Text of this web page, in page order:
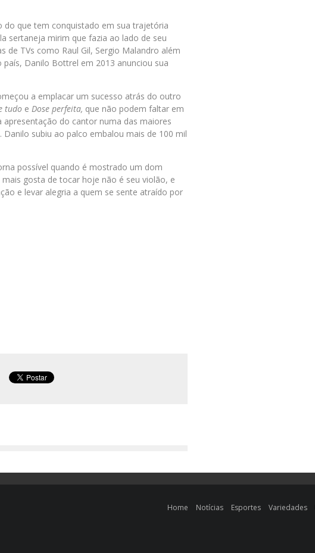
que tem conquistado em sua trajetória
sertaneja mirim que fazia ao lado de seu
TVs como Raul Gil, Sergio Malandro além
Danilo Bottrel em 2013 anunciou sua
a emplacar um sucesso atrás do outro
tudo e Dose perfeita, que não podem faltar em
apresentação do cantor numa das maiores
Danilo subiu ao palco embalou mais de 100 mil
possível quando é mostrado um dom
gosta de tocar hoje não é seu violão, e
e levar alegria a quem se sente atraído por
Home Notícias Esportes Variedades